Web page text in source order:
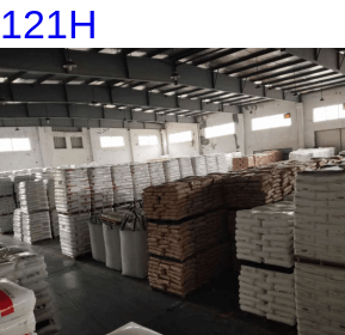
121H